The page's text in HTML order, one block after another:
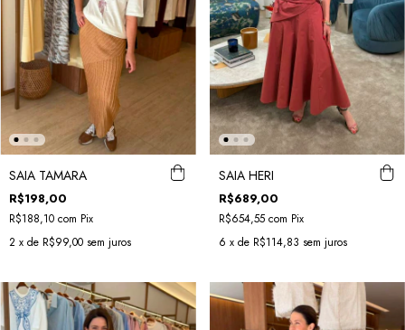
SAIA TAMARA
R$198,00
R$188,10 com Pix
2 x de R$99,00 sem juros
SAIA HERI
R$689,00
R$654,55 com Pix
6 x de R$114,83 sem juros